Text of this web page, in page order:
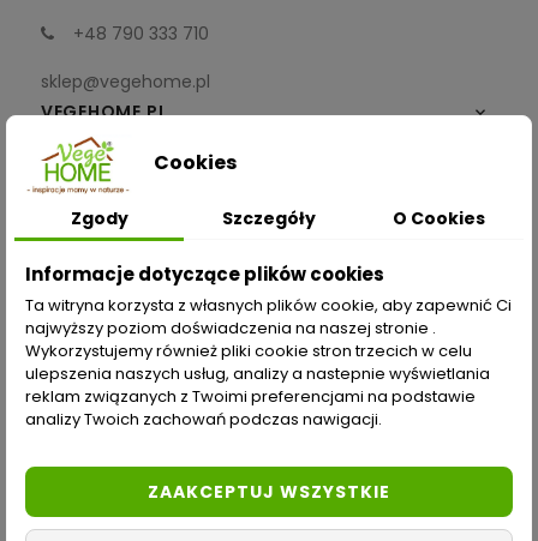
+48 790 333 710
sklep@vegehome.pl
VEGEHOME.PL

INFORMACJE
ZAKUPY
Moje konto
Opcje dostawy
Metody płatności
Cookies
Zgody Szczegóły O Cookies
Informacje dotyczące plików cookies
Ta witryna korzysta z własnych plików cookie, aby zapewnić Ci
najwyższy poziom doświadczenia na naszej stronie .
Wykorzystujemy również pliki cookie stron trzecich w celu
ulepszenia naszych usług, analizy a nastepnie wyświetlania
reklam związanych z Twoimi preferencjami na podstawie
analizy Twoich zachowań podczas nawigacji.
ZAAKCEPTUJ WSZYSTKIE
Odstąp od umowy tutaj